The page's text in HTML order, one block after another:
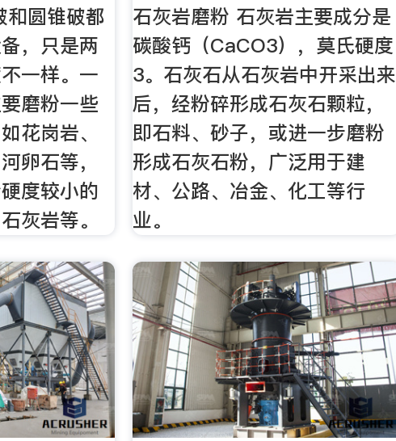
和圆锥破都
，只是两
一样。一
磨粉一些
花岗岩、
卵石等，
度较小的
灰岩等。
石灰岩磨粉 石灰岩主要成分是
碳酸钙（CaCO3），莫氏硬度
3。石灰石从石灰岩中开采出来
后，经粉碎形成石灰石颗粒，
即石料、砂子，或进一步磨粉
形成石灰石粉，广泛用于建
材、公路、冶金、化工等行
业。